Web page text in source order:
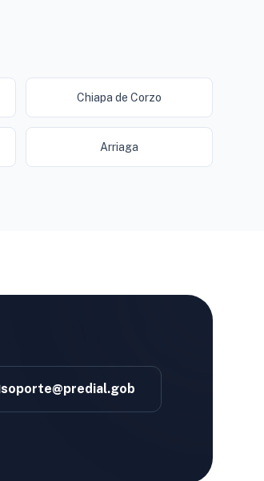
Chiapa de Corzo
Arriaga
soporte@predial.gob